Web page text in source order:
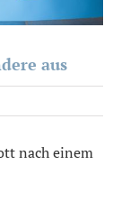
aus
nach einem